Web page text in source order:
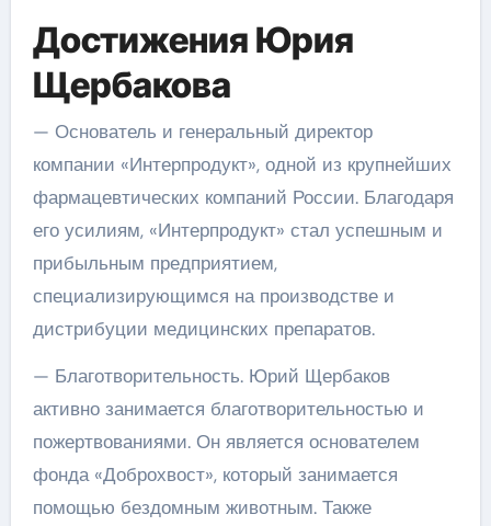
Достижения Юрия
Щербакова
— Основатель и генеральный директор
компании «Интерпродукт», одной из крупнейших
фармацевтических компаний России. Благодаря
его усилиям, «Интерпродукт» стал успешным и
прибыльным предприятием,
специализирующимся на производстве и
дистрибуции медицинских препаратов.
— Благотворительность. Юрий Щербаков
активно занимается благотворительностью и
пожертвованиями. Он является основателем
фонда «Доброхвост», который занимается
помощью бездомным животным. Также